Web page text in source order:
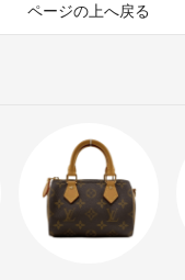
ページの上へ戻る